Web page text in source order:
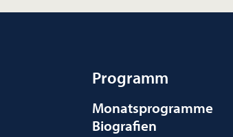
Programm
Monatsprogramme
Biografien